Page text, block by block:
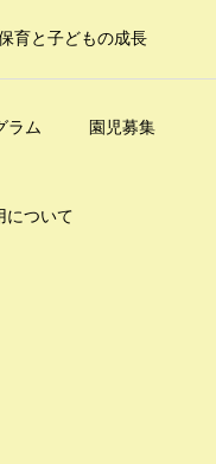
育と子どもの成長
ラム 園児募集
について